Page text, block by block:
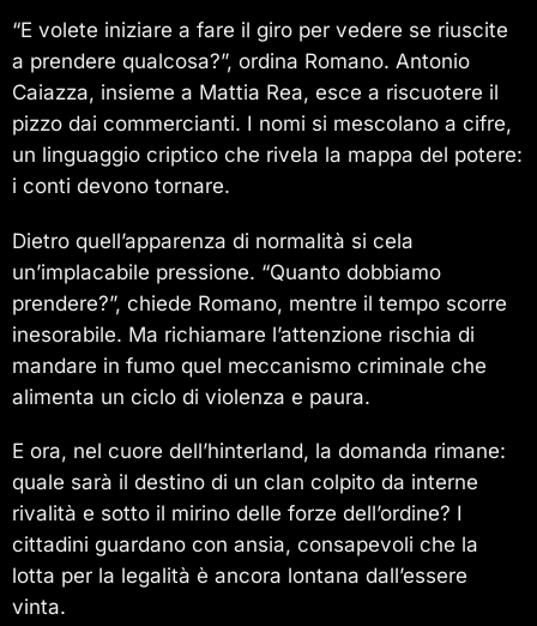
“E volete iniziare a fare il giro per vedere se riuscite
a prendere qualcosa?”, ordina Romano. Antonio
Caiazza, insieme a Mattia Rea, esce a riscuotere il
pizzo dai commercianti. I nomi si mescolano a cifre,
un linguaggio criptico che rivela la mappa del potere:
i conti devono tornare.
Dietro quell’apparenza di normalità si cela
un’implacabile pressione. “Quanto dobbiamo
prendere?”, chiede Romano, mentre il tempo scorre
inesorabile. Ma richiamare l’attenzione rischia di
mandare in fumo quel meccanismo criminale che
alimenta un ciclo di violenza e paura.
E ora, nel cuore dell’hinterland, la domanda rimane:
quale sarà il destino di un clan colpito da interne
rivalità e sotto il mirino delle forze dell’ordine? I
cittadini guardano con ansia, consapevoli che la
lotta per la legalità è ancora lontana dall’essere
vinta.